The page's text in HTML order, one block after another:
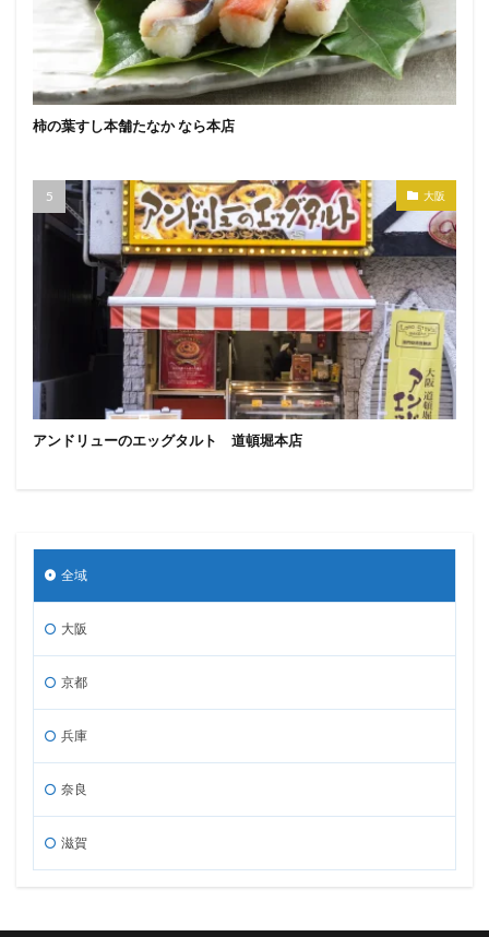
柿の葉すし本舗たなか なら本店
大阪
アンドリューのエッグタルト 道頓堀本店
全域
大阪
京都
兵庫
奈良
滋賀